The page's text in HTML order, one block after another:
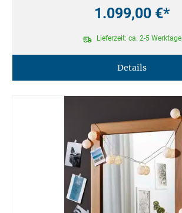
1.099,00 €*
Lieferzeit: ca. 2-5 Werktage
Details